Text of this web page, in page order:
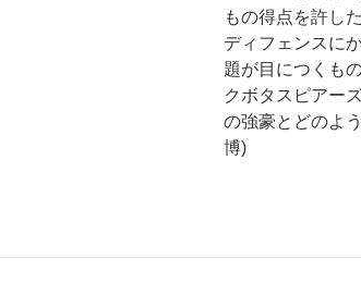
もの得点を許し
ディフェンスに
題が目につくも
クボタスピアー
の強豪とどのよ
博)